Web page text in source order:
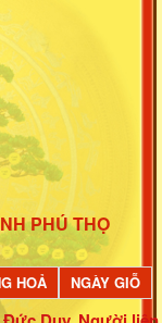
PHÚ THỌ
HOẢ NGÀY GIỖ